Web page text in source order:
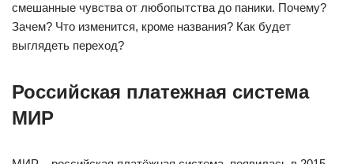
смешанные чувства от любопытства до паники. Почему?
Зачем? Что изменится, кроме названия? Как будет
выглядеть переход?
Российская платежная система
МИР